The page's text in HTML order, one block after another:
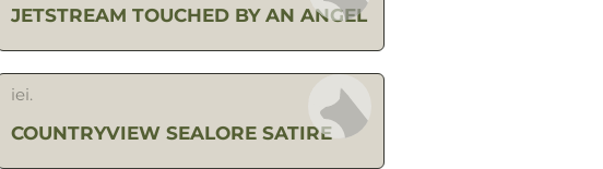
JETSTREAM TOUCHED BY AN ANGEL
iei.
COUNTRYVIEW SEALORE SATIRE